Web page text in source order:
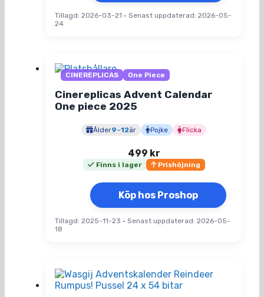
Tillagd: 2026-03-21 • Senast uppdaterad: 2026-05-
24
CINEREPLICAS One Piece
Cinereplicas Advent Calendar
One piece 2025
Ålder9–12år Pojke Flicka
499 kr
Finns i lager Prishöjning
Köp hos Proshop
Tillagd: 2025-11-23 • Senast uppdaterad: 2026-05-
18